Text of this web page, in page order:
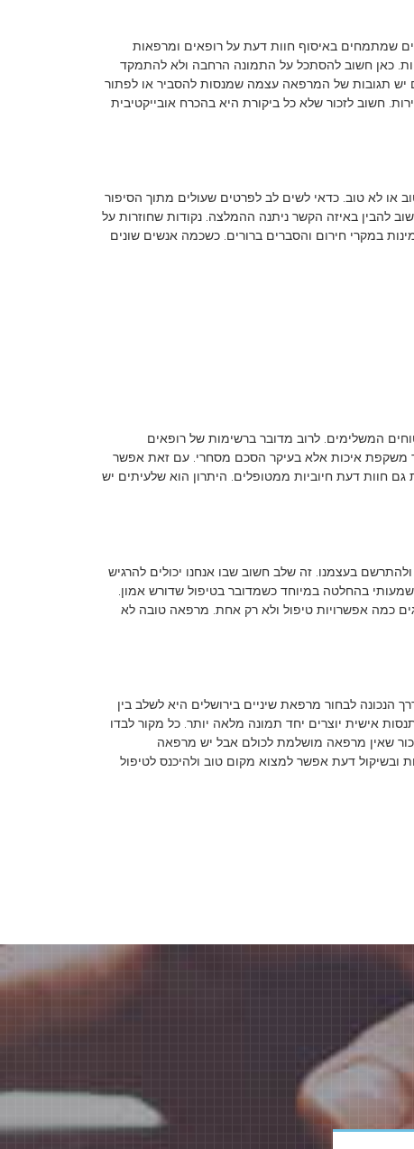
שמתמחים באיסוף חוות דעת על רופאים ומרפאות
כאן חשוב להסתכל על התמונה הרחבה ולא להתמקד
יש תגובות של המרפאה עצמה שמנסות להסביר או לפתור
חשוב לזכור שלא כל ביקורת היא בהכרח אובייקטיבית
או לא טוב. כדאי לשים לב לפרטים שעולים מתוך הסיפור
להבין באיזה הקשר ניתנה ההמלצה. נקודות שחוזרות על
במקרי חירום והסברים ברורים. כשכמה אנשים שונים
המשלימים. לרוב מדובר ברשימות של רופאים
משקפת איכות אלא בעיקר הסכם מסחרי. עם זאת אפשר
חוות דעת חיוביות ממטופלים. היתרון הוא שלעיתים יש
בעצמנו. זה שלב חשוב שבו אנחנו יכולים להרגיש
בהחלטה במיוחד כשמדובר בטיפול שדורש אמון.
כמה אפשרויות טיפול ולא רק אחת. מרפאה טובה לא
הנכונה לבחור מרפאת שיניים בירושלים היא לשלב בין
אישית יוצרים יחד תמונה מלאה יותר. כל מקור לבדו
שאין מרפאה מושלמת לכולם אבל יש מרפאה
ובשיקול דעת אפשר למצוא מקום טוב ולהיכנס לטיפול